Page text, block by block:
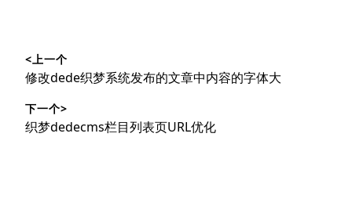
章
导
航
<上一个
上
文
章：
修改dede织梦系统发布的文章中内容的字体大
下一个>
下
织梦dedecms栏目列表页URL优化